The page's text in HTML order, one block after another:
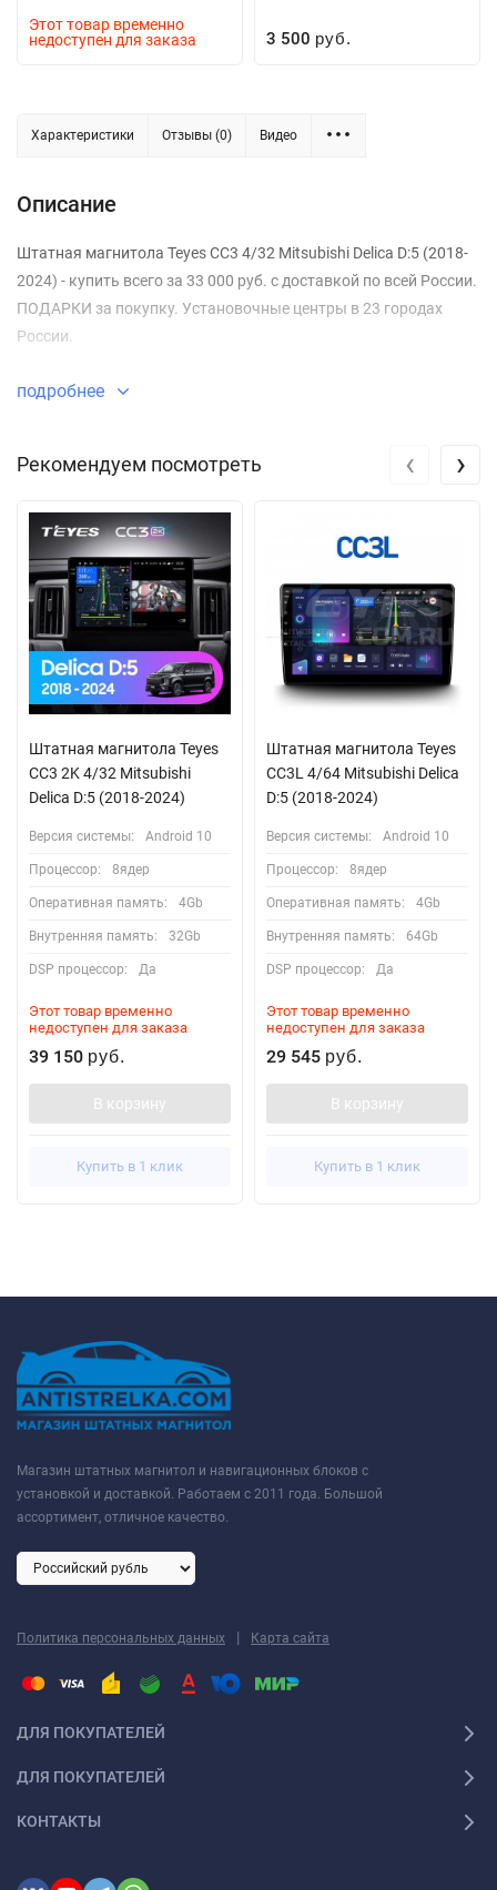
Этот товар временно
недоступен для заказа
3 500 руб.
Характеристики Отзывы (0) Видео
Описание
Штатная магнитола Teyes CC3 4/32 Mitsubishi Delica D:5 (2018-
2024) - купить всего за 33 000 руб. с доставкой по всей России.
ПОДАРКИ за покупку. Установочные центры в 23 городах
России.
подробнее
Рекомендуем посмотреть
Штатная магнитола Teyes
CC3 2K 4/32 Mitsubishi
Delica D:5 (2018-2024)
Версия системы: Android 10
Процессор: 8ядер
Оперативная память: 4Gb
Внутренняя память: 32Gb
DSP процессор: Да
Этот товар временно
недоступен для заказа
39 150 руб.
В корзину
Купить в 1 клик
Штатная магнитола Teyes
CC3L 4/64 Mitsubishi Delica
D:5 (2018-2024)
Версия системы: Android 10
Процессор: 8ядер
Оперативная память: 4Gb
Внутренняя память: 64Gb
DSP процессор: Да
Этот товар временно
недоступен для заказа
29 545 руб.
В корзину
Купить в 1 клик
‹ ›
Магазин штатных магнитол и навигационных блоков с
установкой и доставкой. Работаем с 2011 года. Большой
ассортимент, отличное качество.
Политика персональных данных | Карта сайта
ДЛЯ ПОКУПАТЕЛЕЙ
ДЛЯ ПОКУПАТЕЛЕЙ
КОНТАКТЫ